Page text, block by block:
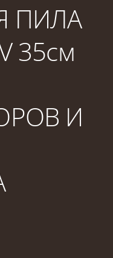
ПИЛА
35см
И